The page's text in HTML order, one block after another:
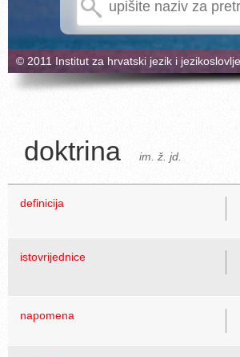
© 2011 Institut za hrvatski jezik i jezikoslovlje
doktrina im. ž. jd.
definicija
istovrijednice
napomena